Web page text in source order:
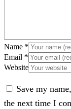
Name *
Email *
Website
Save my
the next time I